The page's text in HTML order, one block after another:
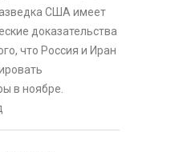
США имеет
доказательства
что Россия и Иран
в ноябре.